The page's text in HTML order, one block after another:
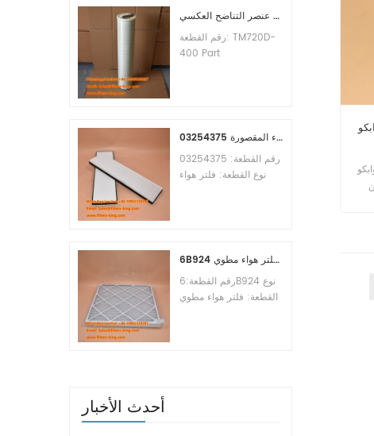
الهواء العلامة التجارية:
الأدنى للطلب: 20 قطعة
عنصر التناضح العكسي TM720D-400
رقم القطعة: TM720D-
400 Part
MOQ:60pcs
03254375 مرجع بديل لفلتر هواء المقصورة
رقم القطعة: 03254375
نوع القطعة: فلتر هواء
6B924 فلتر هواء مطوي MERV 8
رقم القطعة:6B924 نوع
القطعة: فلتر هواء مطوي
أحدث الأخبار
وابكو